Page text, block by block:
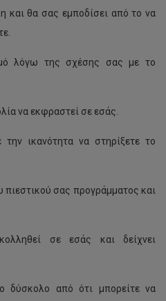
και θα σας εμποδίσει από το να
λόγω της σχέσης σας με το
να εκφραστεί σε εσάς.
την ικανότητα να στηρίξετε το
σας προγράμματος και
σε εσάς και δείχνει
δύσκολο από ότι μπορείτε να